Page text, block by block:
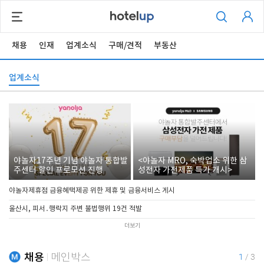
채용 인재 업계소식 구매/견적 부동산
업계소식
야놀자17주년 기념 야놀자 통합발
주센터 할인 프로모션 진행
<야놀자 MRO, 숙박업소 위한 삼
성전자 가전제품 특가 개시>
야놀자제휴점 금융혜택제공 위한 제휴 및 금융서비스 게시
울산시, 피서․행락지 주변 불법행위 19건 적발
더보기
채용 메인박스 1 / 3